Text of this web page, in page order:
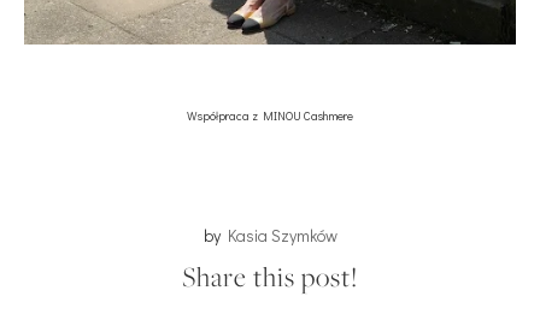
Współpraca z MINOU Cashmere
by Kasia Szymków
Share this post!